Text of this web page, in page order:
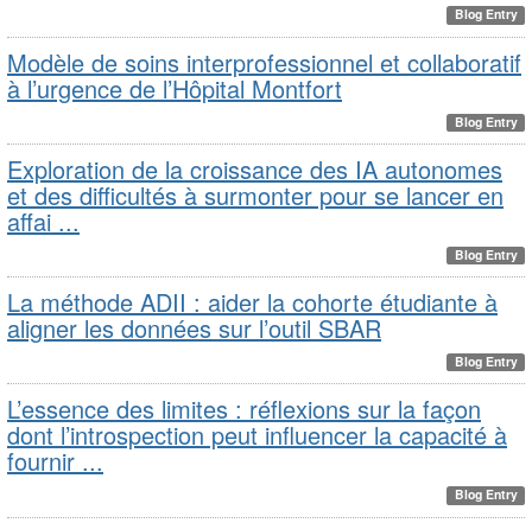
Blog Entry
Modèle de soins interprofessionnel et collaboratif
à l’urgence de l’Hôpital Montfort
Blog Entry
Exploration de la croissance des IA autonomes
et des difficultés à surmonter pour se lancer en
affai ...
Blog Entry
La méthode ADII : aider la cohorte étudiante à
aligner les données sur l’outil SBAR
Blog Entry
L’essence des limites : réflexions sur la façon
dont l’introspection peut influencer la capacité à
fournir ...
Blog Entry